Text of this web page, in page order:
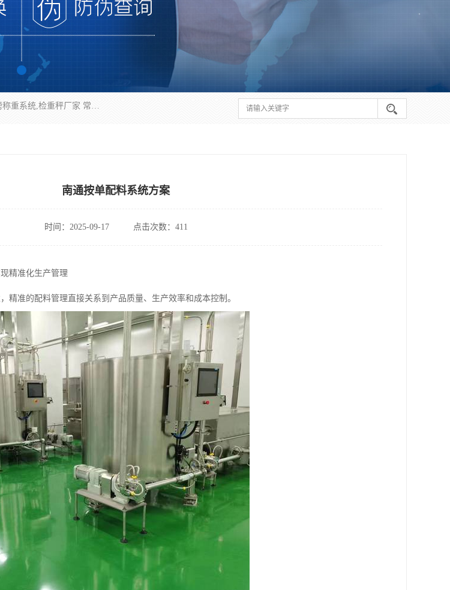
企业环保门禁电子台账系统，称重模块，配料称重系统,称重模块厂家,地磅称重系统,检重秤厂家 常州华青自动化主营：称重模块、无人值守称重系统、配料称重系统、地磅称重系统、检重秤、托利多称重模块等产品。各种称重软件，移动源环保门禁电子台账系统软件。 常州华青自动化系统有限公司7*24的电话支持服务、项目现场开发服务、新功能定制研发服务，产品培训、远程维护，现场安装调试工程等。
南通按单配料系统方案
时间：2025-09-17 点击次数：411
精准化生产管理
精准的配料管理直接关系到产品质量、生产效率和成本控制。